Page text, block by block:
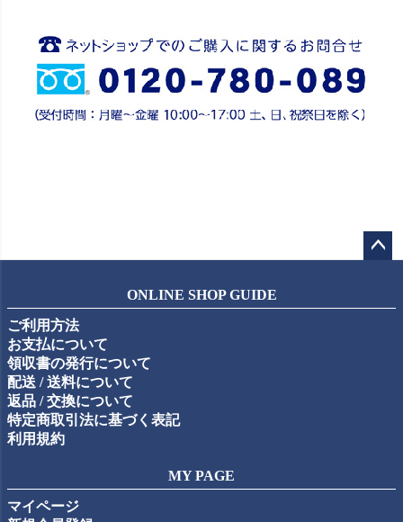
ップ
ONLINE SHOP GUIDE
ご利用方法
お支払について
領収書の発行について
配送 / 送料について
返品 / 交換について
特定商取引法に基づく表記
利用規約
MY PAGE
マイページ